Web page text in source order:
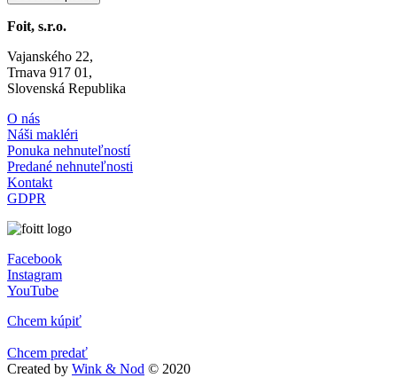
Foit, s.r.o.
Vajanského 22,
Trnava 917 01,
Slovenská Republika
O nás
Náši makléri
Ponuka nehnuteľností
Predané nehnuteľnosti
Kontakt
GDPR
Facebook
Instagram
YouTube
Chcem kúpiť
Chcem predať
Created by Wink & Nod © 2020